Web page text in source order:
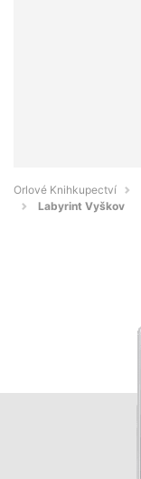
Orlové Knihkupectví
Labyrint Vyškov